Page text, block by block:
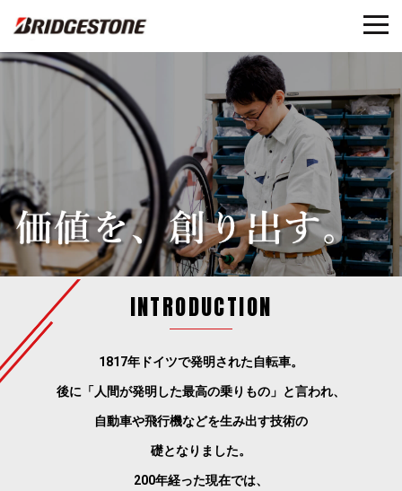
INTRODUCTION
1817年ドイツで発明された自転車。
後に「人間が発明した最高の乗りもの」と言われ、
自動車や飛行機などを生み出す技術の
礎となりました。
200年経った現在では、